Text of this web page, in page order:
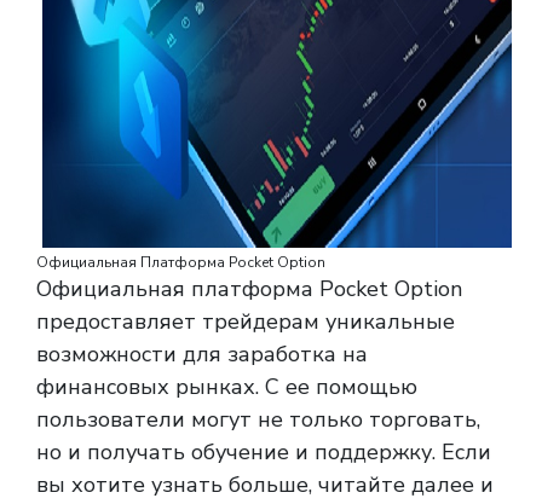
Официальная Платформа Pocket Option
Официальная платформа Pocket Option
предоставляет трейдерам уникальные
возможности для заработка на
финансовых рынках. С ее помощью
пользователи могут не только торговать,
но и получать обучение и поддержку. Если
вы хотите узнать больше, читайте далее и